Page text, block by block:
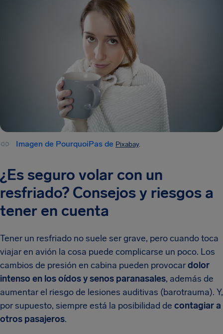
Imagen de PourquoiPas de Pixabay.
¿Es seguro volar con un
resfriado? Consejos y riesgos a
tener en cuenta
Tener un resfriado no suele ser grave, pero cuando toca
viajar en avión la cosa puede complicarse un poco. Los
cambios de presión en cabina pueden provocardolor
intenso en los oídos y senos paranasales, además de
aumentar el riesgo de lesiones auditivas (barotrauma). Y,
por supuesto, siempre está la posibilidad de contagiar a
otros pasajeros.